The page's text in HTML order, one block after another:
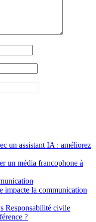
un assistant IA : améliorez
un média francophone à
impacte la communication
Responsabilité civile
?